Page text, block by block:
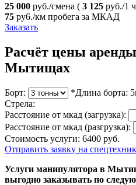
25 000 руб./смена ( 3 125 руб./1
75 ру6./км пробега за МКАД
Заказать
Расчёт цены
Мытищах
Борт: *Длина борта: 5
Cтрела:
Расстояние от мкад (загрузка):
Расстояние от мкад (разгрузка):
Стоимость услуги: 6400 руб.
Отправить заявку на
Услуги манипулятора в
выгодно заказывать по